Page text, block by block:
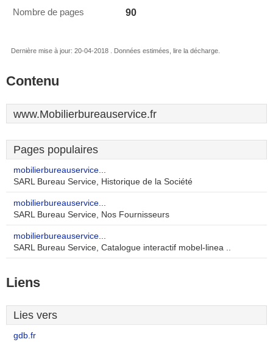
Nombre de pages 90
Dernière mise à jour: 20-04-2018 . Données estimées, lire la décharge.
Contenu
www.Mobilierbureauservice.fr
Pages populaires
mobilierbureauservice...
SARL Bureau Service, Historique de la Société
mobilierbureauservice...
SARL Bureau Service, Nos Fournisseurs
mobilierbureauservice...
SARL Bureau Service, Catalogue interactif mobel-linea ..
Liens
Lies vers
gdb.fr